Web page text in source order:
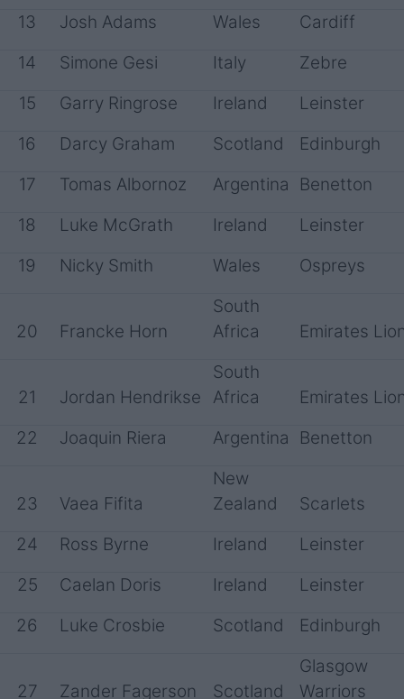
13
Josh Adams Wales
Cardiff
14
Simone Gesi Italy
Zebre
15
Garry Ringrose Ireland
Leinster
16
Darcy Graham Scotland
Edinburgh
17
Tomas Albornoz Argentina
Benetton
18
Luke McGrath Ireland
Leinster
19
Nicky Smith Wales Ospreys
20 Francke Horn
South
Africa
Emirates
21 Jordan Hendrikse
South
Africa
Emirates
22
Joaquin Riera Argentina Benetton
23 Vaea Fifita
New
Zealand
Scarlets
24
Ross Byrne Ireland
Leinster
25
Caelan Doris Ireland
Leinster
26
Luke Crosbie Scotland Edinburgh
27 Zander Fagerson Scotland
Glasgow
Warriors